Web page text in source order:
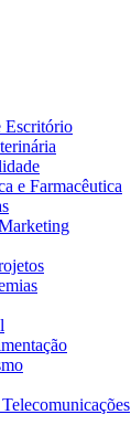
Escritório
e Farmacêutica